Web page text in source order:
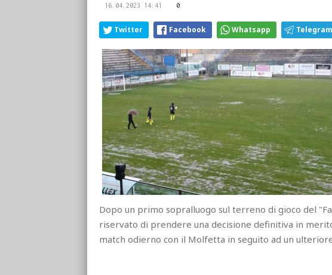
16.04.2023 14:41 0
Twitter Facebook Whatsapp Telegram
Dopo un primo sopralluogo sul terreno di gioco del
riservato di prendere una decisione definitiva in
match odierno con il Molfetta in seguito ad un